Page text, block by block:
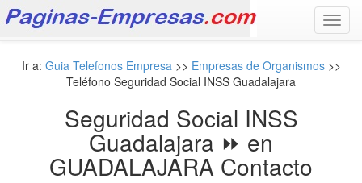
Ir a: Guia Telefonos Empresa>> Empresas de Organismos>>
Teléfono Seguridad Social INSS Guadalajara
Seguridad Social INSS
Guadalajara ⏩ en
GUADALAJARA Contacto